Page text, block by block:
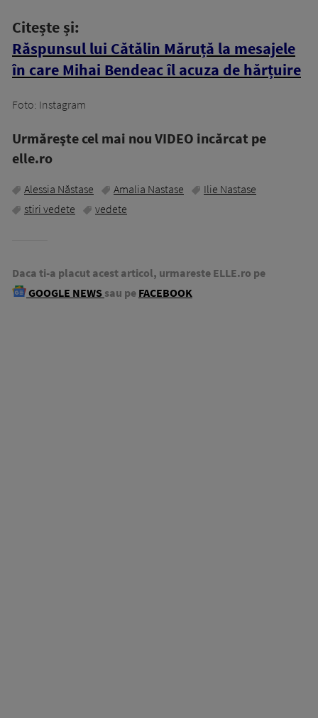
Citește și:
Răspunsul lui Cătălin Măruță la mesajele
în care Mihai Bendeac îl acuza de hărțuire
Foto: Instagram
Urmăreşte cel mai nou VIDEO incărcat pe
elle.ro
Alessia Năstase Amalia Nastase
Ilie Nastase
stiri vedete
vedete
Daca ti-a placut acest articol, urmareste ELLE.ro pe
GOOGLE NEWS sau pe FACEBOOK